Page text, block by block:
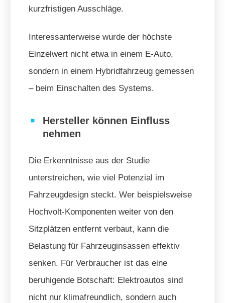
kurzfristigen Ausschläge.
Interessanterweise wurde der höchste
Einzelwert nicht etwa in einem E-Auto,
sondern in einem Hybridfahrzeug gemessen
– beim Einschalten des Systems.
Hersteller können Einfluss
nehmen
Die Erkenntnisse aus der Studie
unterstreichen, wie viel Potenzial im
Fahrzeugdesign steckt. Wer beispielsweise
Hochvolt-Komponenten weiter von den
Sitzplätzen entfernt verbaut, kann die
Belastung für Fahrzeuginsassen effektiv
senken. Für Verbraucher ist das eine
beruhigende Botschaft: Elektroautos sind
nicht nur klimafreundlich, sondern auch